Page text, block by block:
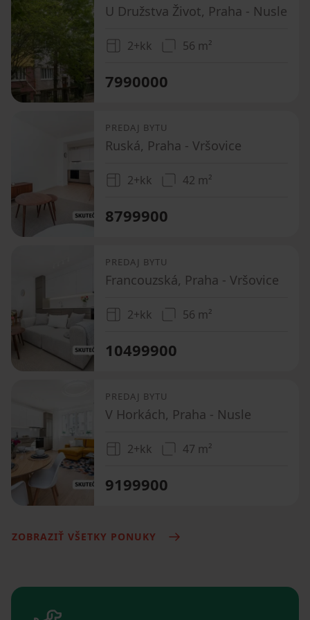
U Družstva Život, Praha - Nusle
2+kk 56 m²
7990000
PREDAJ BYTU
Ruská, Praha - Vršovice
2+kk 42 m²
8799900
PREDAJ BYTU
Francouzská, Praha - Vršovice
2+kk 56 m²
10499900
PREDAJ BYTU
V Horkách, Praha - Nusle
2+kk 47 m²
9199900
ZOBRAZIŤ VŠETKY PONUKY